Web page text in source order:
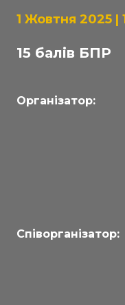
1 Жовтня 2025 |
15 балів БПР
Організатор:
Співорганізатор: